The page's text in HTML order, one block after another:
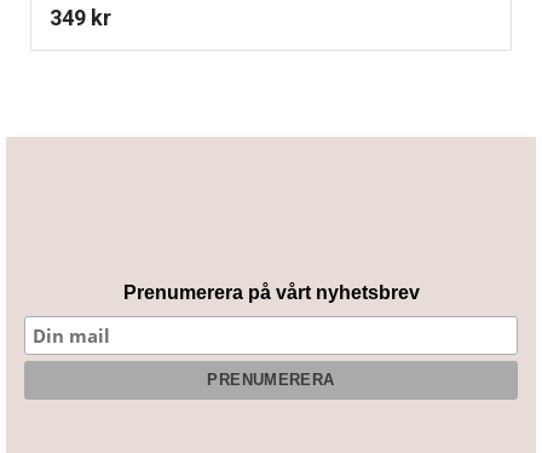
349 kr
Prenumerera på vårt nyhetsbrev